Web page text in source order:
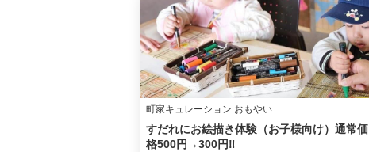
町家キュレーション おもやい
すだれにお絵描き体験（お子様向け）通常価
格500円→300円‼︎